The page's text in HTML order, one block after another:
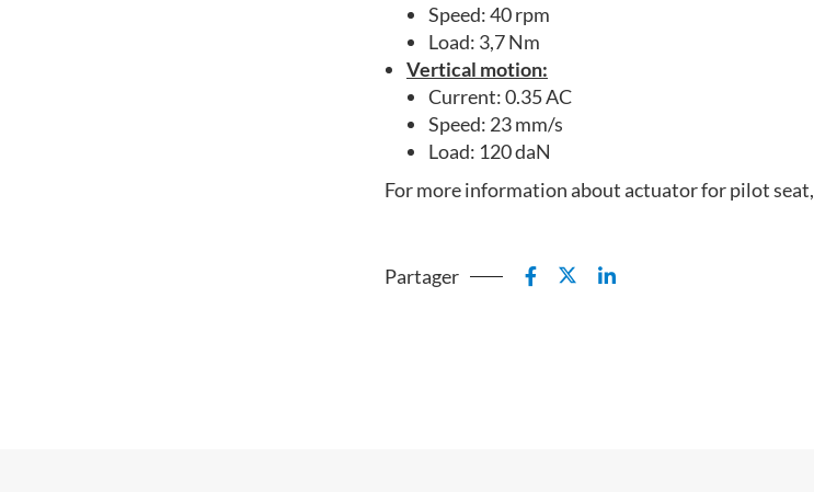
Speed: 40 rpm
Load: 3,7 Nm
Vertical motion:
Current: 0.35 AC
Speed: 23 mm/s
Load: 120 daN
For more information about actuator for pilot seat,
Partager